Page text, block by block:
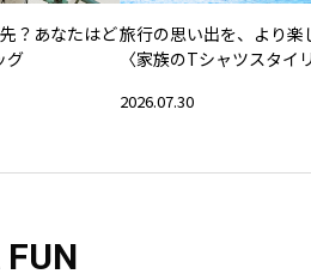
？あなたはど
グ
旅行の思い出を、より楽
〈家族のTシャツスタイ
2026.07.30
FUN